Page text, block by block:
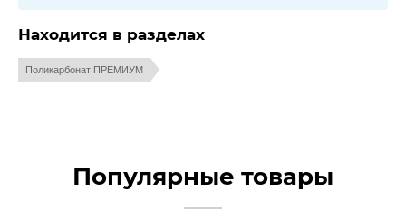
Находится в разделах
Поликарбонат ПРЕМИУМ
Популярные товары